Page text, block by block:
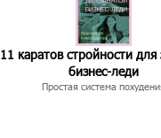
11 каратов стройности для
бизнес-леди
Простая система